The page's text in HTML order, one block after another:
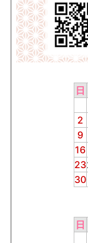
日
2
9
16
23
30
日